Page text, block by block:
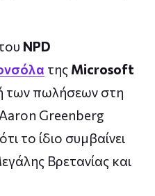
NPD
της Microsoft
των πωλήσεων στη
Greenberg
το ίδιο συμβαίνει
Βρετανίας και